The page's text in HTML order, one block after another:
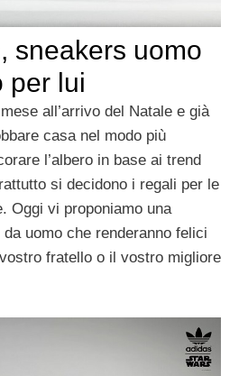
sneakers uomo
per lui
all’arrivo del Natale e già
casa nel modo più
l’albero in base ai trend
si decidono i regali per le
Oggi vi proponiamo una
uomo che renderanno felici
fratello o il vostro migliore